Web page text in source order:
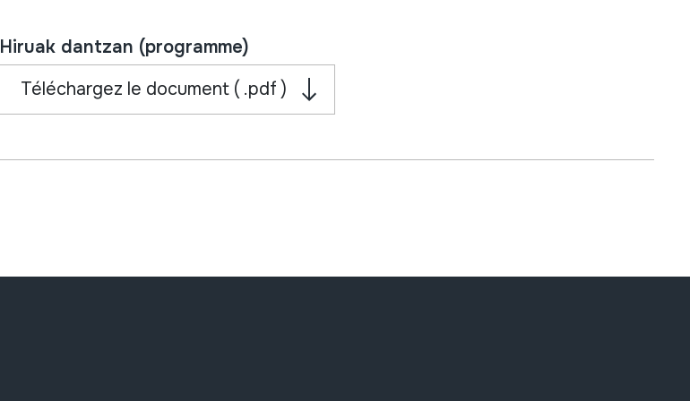
Hiruak dantzan (programme)
Téléchargez le document ( .pdf )